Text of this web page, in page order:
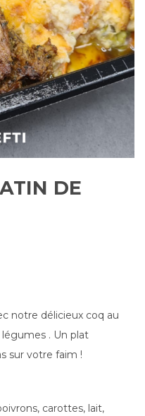
DE
notre délicieux coq au
. Un plat
sur votre faim !
carottes, lait,